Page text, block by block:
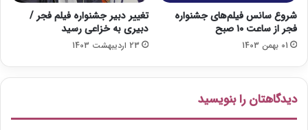
شروع سانس فیلم‌های جشنواره
فجر از ساعت ۱۰ صبح
01 بهمن 1403
تغییر دبیر جشنواره فیلم فجر /
دبیری به خزاعی رسید
23 اردیبهشت 1403
دیدگاهتان را بنویسید